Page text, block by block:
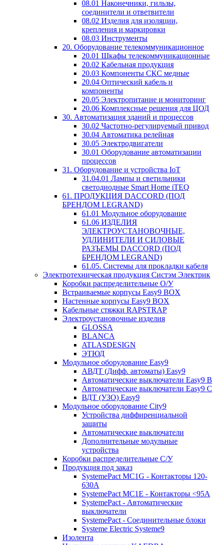
08.01 Наконечники, гильзы,
соединители и ответвители
08.02 Изделия для изоляции,
крепления и маркировки
08.03 Инструменты
20. Оборудование телекоммуникационное
20.01 Шкафы телекоммуникационные
20.02 Кабельная продукция
20.03 Компоненты СКС медные
20.04 Оптический кабель и
компоненты
20.05 Электропитание и мониторинг
20.06 Комплексные решения для ЦОД
30. Автоматизация зданий и процессов
30.02 Частотно-регулируемый привод
30.04 Автоматика релейная
30.05 Электродвигатели
30.01 Оборудование автоматизации
процессов
31. Оборудование и устройства IoT
31.04.01 Лампы и светильники
светодиодные Smart Home iTEQ
61. ПРОДУКЦИЯ DACCORD (ПОД
БРЕНДОМ LEGRAND)
61.01 Модульное оборудование
61.06 ИЗДЕЛИЯ
ЭЛЕКТРОУСТАНОВОЧНЫЕ,
УДЛИНИТЕЛИ И СИЛОВЫЕ
РАЗЪЕМЫ DACCORD (ПОД
БРЕНДОМ LEGRAND)
61.05. Системы для прокладки кабеля
Электротехническая продукция Систэм Электрик
Коробки распределительные О/У
Встраиваемые корпусы Easy9 BOX
Настенные корпусы Easy9 BOX
Кабельные стяжки RAPSTRAP
Электроустановочные изделия
GLOSSA
BLANCA
ATLASDESIGN
ЭТЮД
Модульное оборудование Easy9
АВДТ (Дифф. автоматы) Easy9
Автоматические выключатели Easy9 В
Автоматические выключатели Easy9 С
ВДТ (УЗО) Easy9
Модульное оборудование City9
Устройства диффиренциальной
защиты
Автоматические выключатели
Дополнительные модульные
устройства
Коробки распределительные C/У
Продукция под заказ
SystemePact MC1G - Контакторы 120-
630A
SystemePact MC1E - Контакторы <95A
SystemePact - Автоматические
выключатели
SystemePact - Соединительные блоки
Systeme Electric Systeme9
Изолента